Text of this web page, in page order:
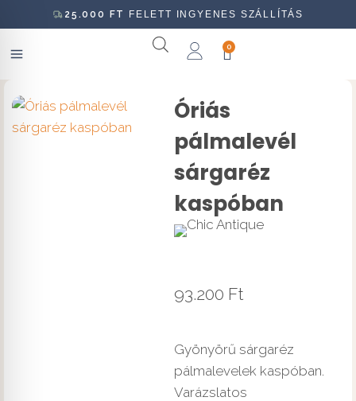
25.000 FT FELETT INGYENES SZÁLLÍTÁS
0
Óriás
pálmalevél
sárgaréz
kaspóban
93.200 Ft
Gyönyörű sárgaréz
pálmalevelek kaspóban.
Varázslatos